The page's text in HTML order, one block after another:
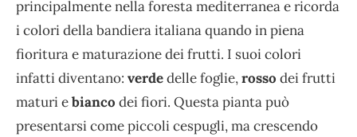
principalmente nella foresta mediterranea e ricorda
i colori della bandiera italiana quando in piena
fioritura e maturazione dei frutti. I suoi colori
infatti diventano: verdedelle foglie,rosso dei frutti
maturi ebianco dei fiori. Questa pianta può
presentarsi come piccoli cespugli, ma crescendo